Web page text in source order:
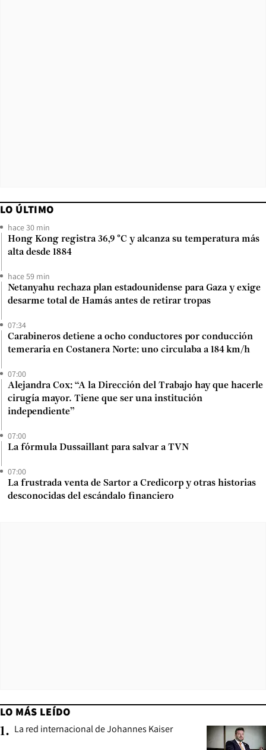
LO ÚLTIMO
hace 30 min
Hong Kong registra 36,9 °C y alcanza su temperatura más
alta desde 1884
hace 59 min
Netanyahu rechaza plan estadounidense para Gaza y exige
desarme total de Hamás antes de retirar tropas
07:34
Carabineros detiene a ocho conductores por conducción
temeraria en Costanera Norte: uno circulaba a 184 km/h
07:00
Alejandra Cox: “A la Dirección del Trabajo hay que hacerle
cirugía mayor. Tiene que ser una institución
independiente”
07:00
La fórmula Dussaillant para salvar a TVN
07:00
La frustrada venta de Sartor a Credicorp y otras historias
desconocidas del escándalo financiero
LO MÁS LEÍDO
1. La red internacional de Johannes Kaiser